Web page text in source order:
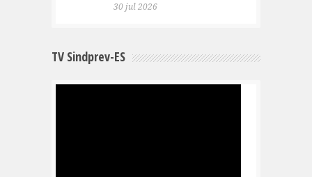
30 jul 2026
TV Sindprev-ES